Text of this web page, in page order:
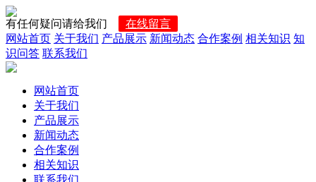
有任何疑问请给我们
在线留言
网站首页 关于我们 产品展示 新闻动态 合作案例 相关知识 知
识问答 联系我们
网站首页
关于我们
产品展示
新闻动态
合作案例
相关知识
联系我们